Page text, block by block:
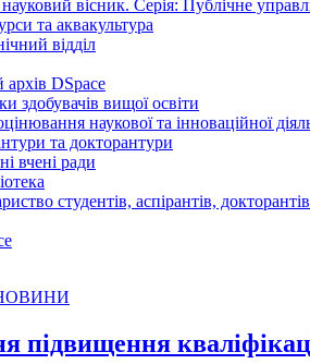
вісник. Серія: Публічне
та аквакультура
відділ
DSpace
здобувачів вищої освіти
наукової та інноваційної
та докторантури
вчені ради
студентів, аспірантів,
підвищення